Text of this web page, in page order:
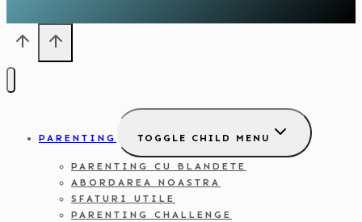
PARENTING TOGGLE CHILD MENU
PARENTING CU BLANDETE
ABORDAREA NOASTRA
SFATURI UTILE
PARENTING CHALLENGE